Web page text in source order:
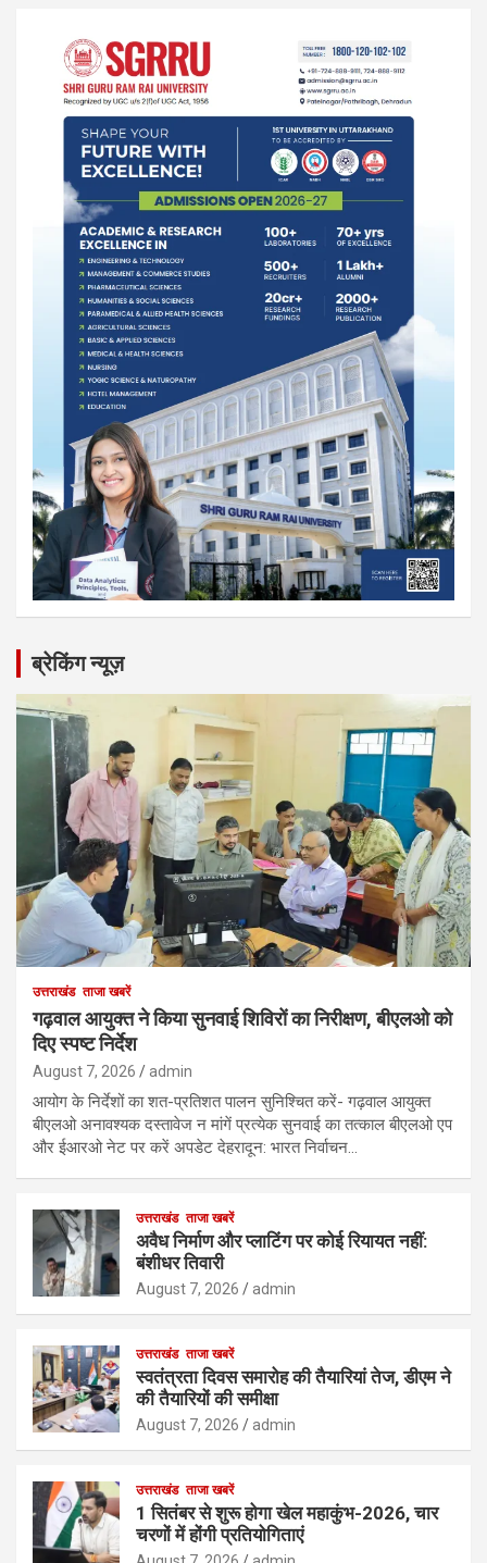
ब्रेकिंग न्यूज़
उत्तराखंड ताजा खबरें
गढ़वाल आयुक्त ने किया सुनवाई शिविरों का निरीक्षण, बीएलओ को
दिए स्पष्ट निर्देश
August 7, 2026 admin
आयोग के निर्देशों का शत-प्रतिशत पालन सुनिश्चित करें- गढ़वाल आयुक्त
बीएलओ अनावश्यक दस्तावेज न मांगें प्रत्येक सुनवाई का तत्काल बीएलओ एप
और ईआरओ नेट पर करें अपडेट देहरादून: भारत निर्वाचन…
उत्तराखंड ताजा खबरें
अवैध निर्माण और प्लाटिंग पर कोई रियायत नहीं:
बंशीधर तिवारी
August 7, 2026 admin
उत्तराखंड ताजा खबरें
स्वतंत्रता दिवस समारोह की तैयारियां तेज, डीएम ने
की तैयारियों की समीक्षा
August 7, 2026 admin
उत्तराखंड ताजा खबरें
1 सितंबर से शुरू होगा खेल महाकुंभ-2026, चार
चरणों में होंगी प्रतियोगिताएं